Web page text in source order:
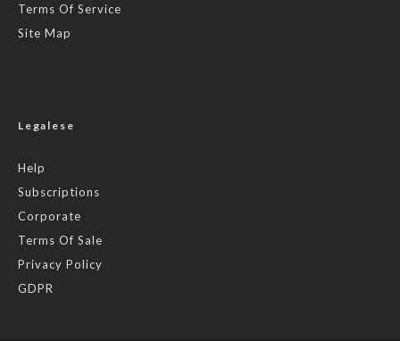
Terms Of Service
Site Map
Legalese
Help
Subscriptions
Corporate
Terms Of Sale
Privacy Policy
GDPR